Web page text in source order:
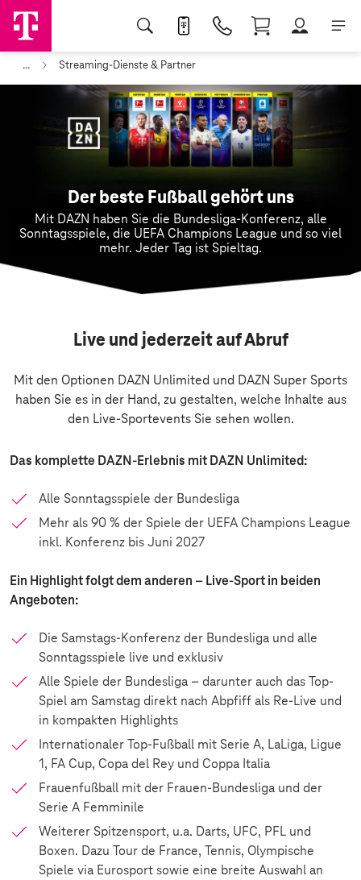
... Streaming-Dienste & Partner
Der beste Fußball gehört uns
Mit DAZN haben Sie die Bundesliga-Konferenz, alle
Sonntagsspiele, die UEFA Champions League und so viel
mehr. Jeder Tag ist Spieltag.
Live und jederzeit auf Abruf
Mit den Optionen DAZN Unlimited und DAZN Super Sports
haben Sie es in der Hand, zu gestalten, welche Inhalte aus
den Live-Sportevents Sie sehen wollen.
Das komplette DAZN-Erlebnis mit DAZN Unlimited:
Alle Sonntagsspiele der Bundesliga
Mehr als 90 % der Spiele der UEFA Champions League
inkl. Konferenz bis Juni 2027
Ein Highlight folgt dem anderen – Live-Sport in beiden
Angeboten:
Die Samstags-Konferenz der Bundesliga und alle
Sonntagsspiele live und exklusiv
Alle Spiele der Bundesliga – darunter auch das Top-
Spiel am Samstag direkt nach Abpfiff als Re-Live und
in kompakten Highlights
Internationaler Top-Fußball mit Serie A, LaLiga, Ligue
1, FA Cup, Copa del Rey und Coppa Italia
Frauenfußball mit der Frauen-Bundesliga und der
Serie A Femminile
Weiterer Spitzensport, u.a. Darts, UFC, PFL und
Boxen. Dazu Tour de France, Tennis, Olympische
Spiele via Eurosport sowie eine breite Auswahl an